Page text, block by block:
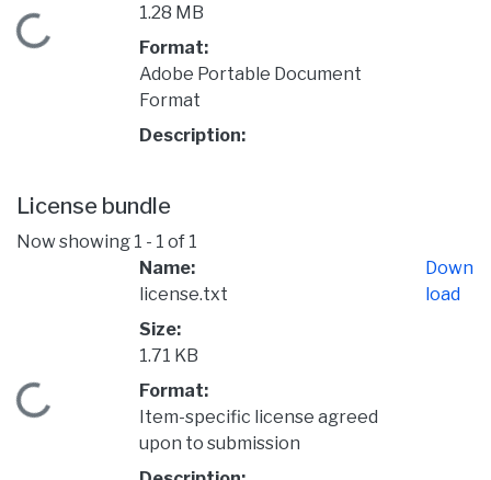
Loading...
1.28 MB
Format:
Adobe Portable Document
Format
Description:
License bundle
Now showing 1 - 1 of 1
Loading...
Name:
license.txt
Size:
1.71 KB
Format:
Item-specific license agreed
upon to submission
Down
load